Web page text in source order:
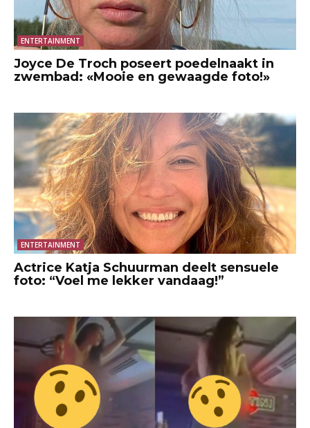
ENTERTAINMENT
Joyce De Troch poseert poedelnaakt in
zwembad: «Mooie en gewaagde foto!»
ENTERTAINMENT
Actrice Katja Schuurman deelt sensuele
foto: “Voel me lekker vandaag!”